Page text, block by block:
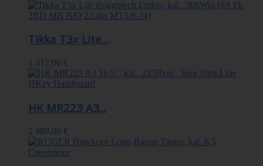
Tikka T3x Lite...
1 312,00 €
HK MR223 A3...
2 989,00 €